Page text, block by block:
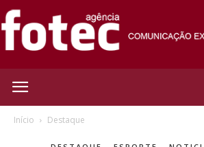
Início Destaque